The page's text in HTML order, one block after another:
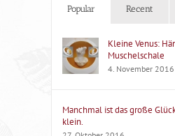
Popular Recent
Kleine Venus:
Muschelschale
4. November 2016
Manchmal ist das große
klein.